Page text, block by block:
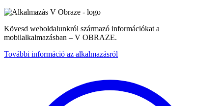
Kövesd weboldalunkról származó információkat a
mobilalkalmazásban – V OBRAZE.
További információ az alkalmazásról